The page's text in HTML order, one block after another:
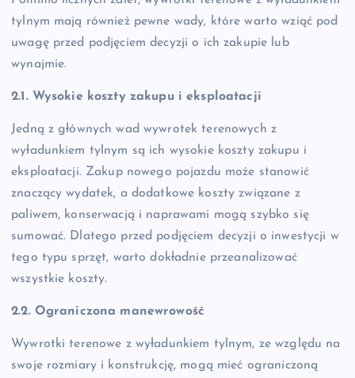
tylnym mają również pewne wady, które warto wziąć pod
uwagę przed podjęciem decyzji o ich zakupie lub
wynajmie.
2.1. Wysokie koszty zakupu i eksploatacji
Jedną z głównych wad wywrotek terenowych z
wyładunkiem tylnym są ich wysokie koszty zakupu i
eksploatacji. Zakup nowego pojazdu może stanowić
znaczący wydatek, a dodatkowe koszty związane z
paliwem, konserwacją i naprawami mogą szybko się
sumować. Dlatego przed podjęciem decyzji o inwestycji w
tego typu sprzęt, warto dokładnie przeanalizować
wszystkie koszty.
2.2. Ograniczona manewrowość
Wywrotki terenowe z wyładunkiem tylnym, ze względu na
swoje rozmiary i konstrukcję, mogą mieć ograniczoną